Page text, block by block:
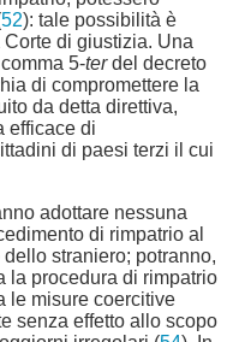
52): tale possibilità è
di giustizia. Una
5-terdel decreto
di compromettere la
da detta direttiva,
efficace di
di paesi terzi il cui
adottare nessuna
di rimpatrio al
straniero; potranno,
la procedura di rimpatrio
le misure coercitive
senza effetto allo scopo